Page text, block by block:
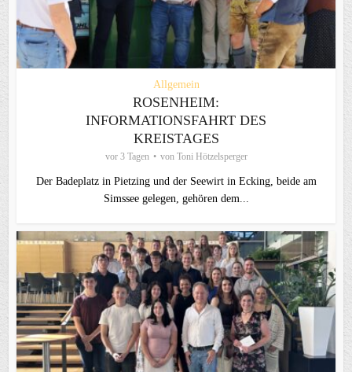
Allgemein
ROSENHEIM:
INFORMATIONSFAHRT DES
KREISTAGES
vor 3 Tagen von Toni Hötzelsperger
Der Badeplatz in Pietzing und der Seewirt in Ecking, beide am
Simssee gelegen, gehören dem...